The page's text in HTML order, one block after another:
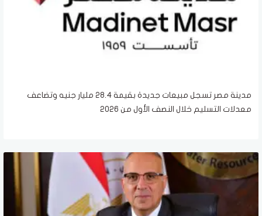
مدينة مصر تسجل مبيعات جديدة بقيمة 28.4 مليار جنيه وتضاعف
معدلات التسليم خلال النصف الأول من 2026